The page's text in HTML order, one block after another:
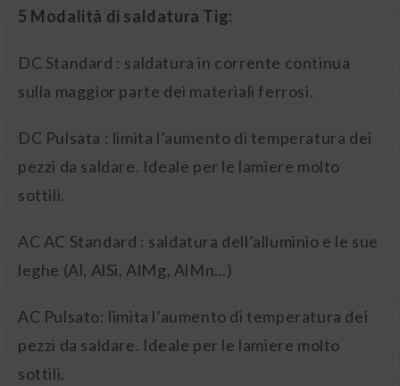
5 Modalità di saldatura Tig:
DC Standard : saldatura in corrente continua
sulla maggior parte dei materiali ferrosi.
DC Pulsata : limita l’aumento di temperatura dei
pezzi da saldare. Ideale per le lamiere molto
sottili.
AC AC Standard : saldatura dell’alluminio e le sue
leghe (Al, AlSi, AlMg, AlMn...)
AC Pulsato: limita l’aumento di temperatura dei
pezzi da saldare. Ideale per le lamiere molto
sottili.